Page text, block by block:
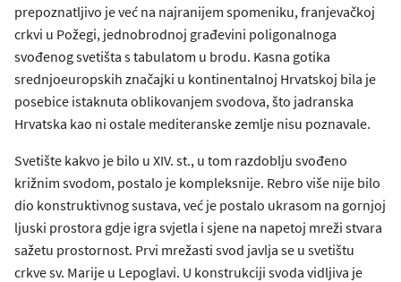
prepoznatljivo je već na najranijem spomeniku, franjevačkoj
crkvi u Požegi, jednobrodnoj građevini poligonalnoga
svođenog svetišta s tabulatom u brodu. Kasna gotika
srednjoeuropskih značajki u kontinentalnoj Hrvatskoj bila je
posebice istaknuta oblikovanjem svodova, što jadranska
Hrvatska kao ni ostale mediteranske zemlje nisu poznavale.
Svetište kakvo je bilo u XIV. st., u tom razdoblju svođeno
križnim svodom, postalo je kompleksnije. Rebro više nije bilo
dio konstruktivnog sustava, već je postalo ukrasom na gornjoj
ljuski prostora gdje igra svjetla i sjene na napetoj mreži stvara
sažetu prostornost. Prvi mrežasti svod javlja se u svetištu
crkve sv. Marije u Lepoglavi. U konstrukciji svoda vidljiva je